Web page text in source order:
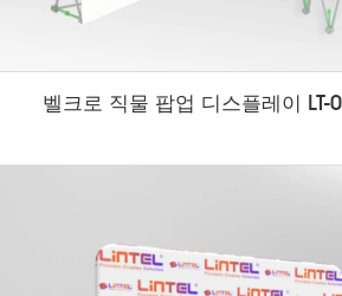
벨크로 직물 팝업 디스플레이 LT-